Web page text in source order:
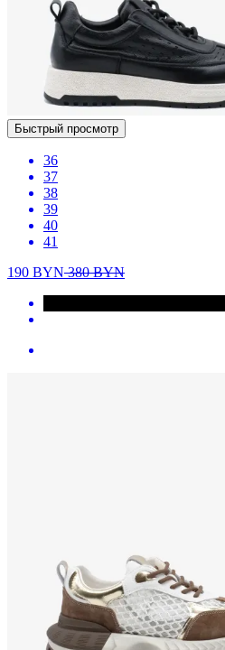
Быстрый просмотр
36
37
38
39
40
41
190 BYN380BYN